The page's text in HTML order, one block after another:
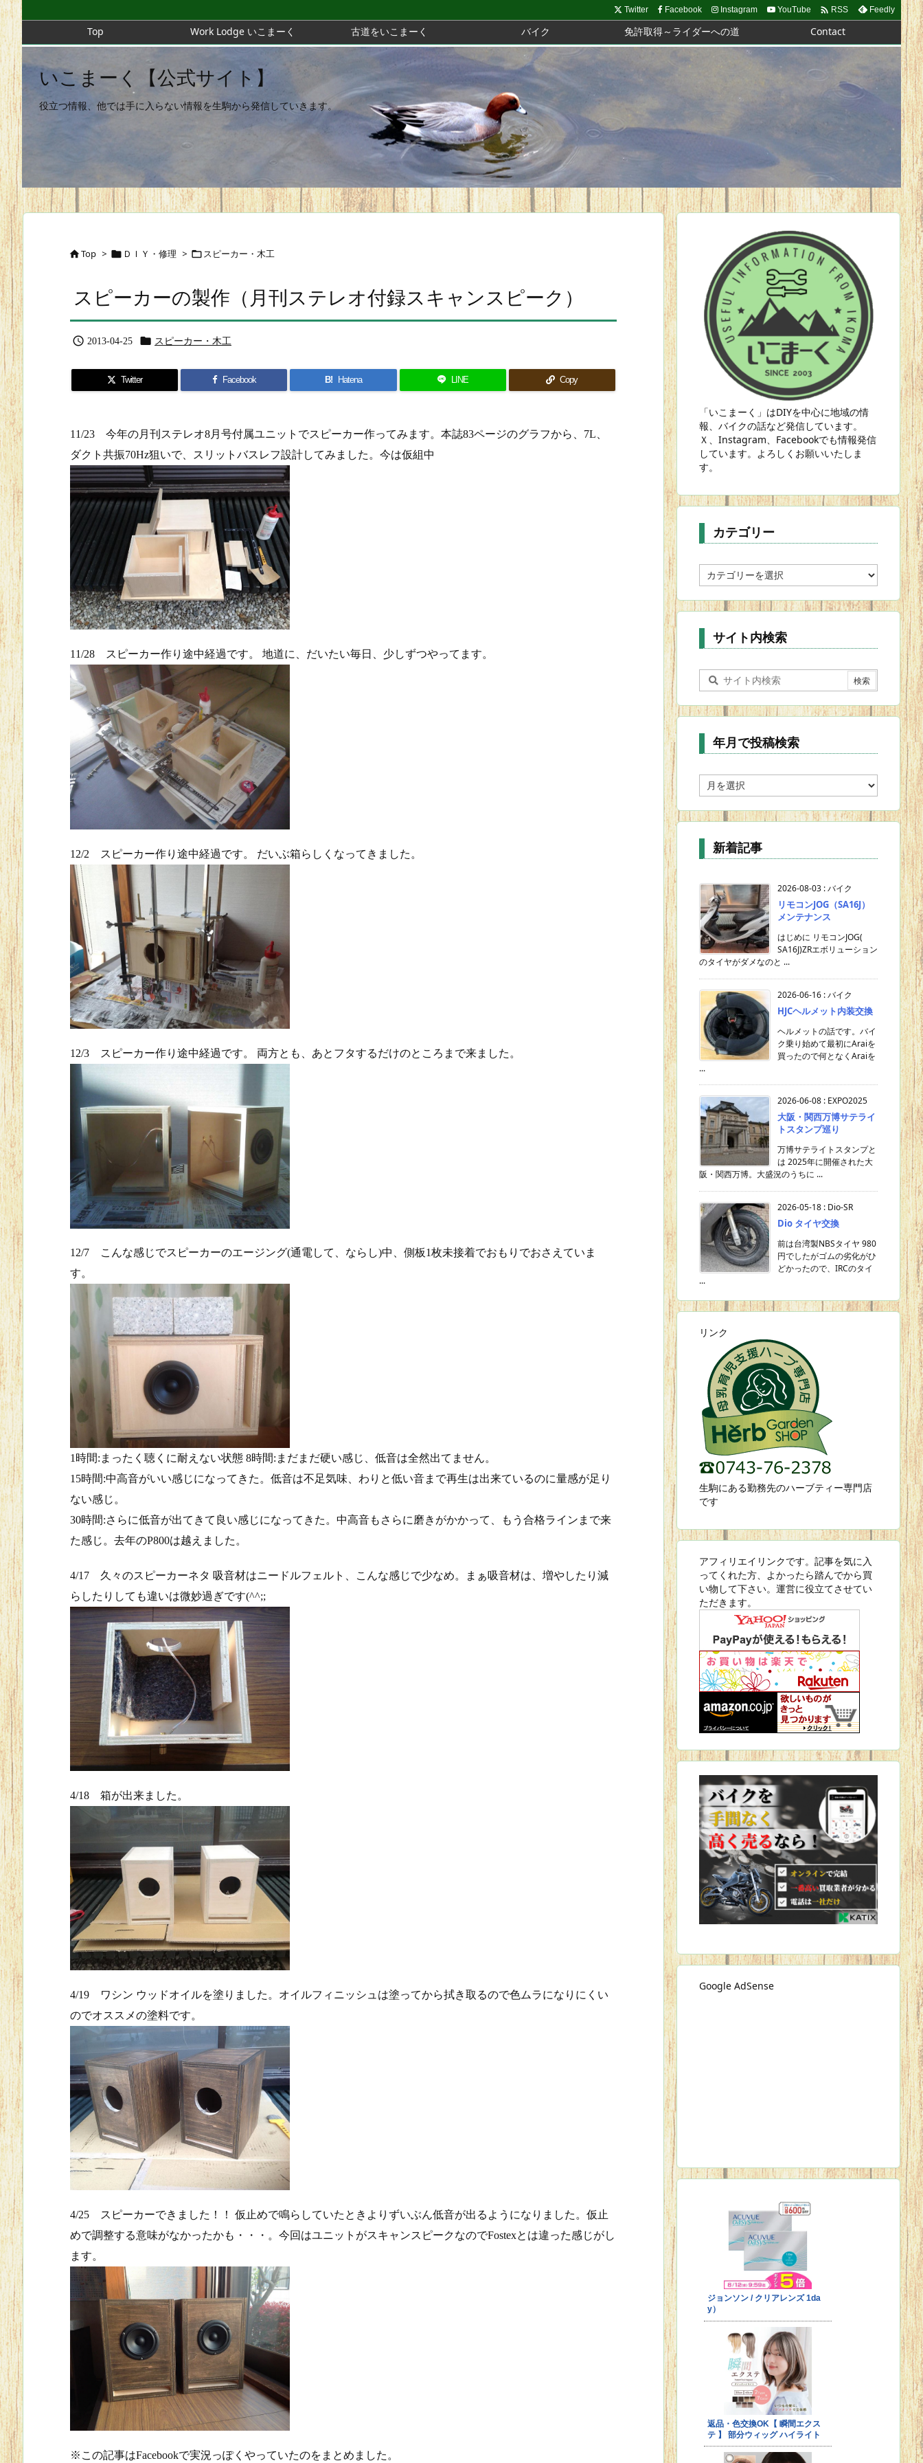
Top Work Lodge いこまーく 古道をいこまーく バイク 免許取得～ライダーへの道 Contact
Twitter Facebook Instagram YouTube  RSS Feedly
いこまーく【公式サイト】
役立つ情報、他では手に入らない情報を生駒から発信していきます。
Top >  ＤＩＹ・修理 > スピーカー・木工
スピーカーの製作（月刊ステレオ付録スキャンスピーク）
 2013-04-25  スピーカー・木工
Twitter Facebook B! Hatena LINE Copy
11/23 今年の月刊ステレオ8月号付属ユニットでスピーカー作ってみます。本誌83ページのグラフから、7L、
ダクト共振70Hz狙いで、スリットバスレフ設計してみました。今は仮組中
11/28 スピーカー作り途中経過です。 地道に、だいたい毎日、少しずつやってます。
12/2 スピーカー作り途中経過です。 だいぶ箱らしくなってきました。
12/3 スピーカー作り途中経過です。 両方とも、あとフタするだけのところまで来ました。
12/7 こんな感じでスピーカーのエージング(通電して、ならし)中、側板1枚未接着でおもりでおさえていま
す。
1時間:まったく聴くに耐えない状態 8時間:まだまだ硬い感じ、低音は全然出てません。
15時間:中高音がいい感じになってきた。低音は不足気味、わりと低い音まで再生は出来ているのに量感が足り
ない感じ。
30時間:さらに低音が出てきて良い感じになってきた。中高音もさらに磨きがかかって、もう合格ラインまで来
た感じ。去年のP800は越えました。
4/17 久々のスピーカーネタ 吸音材はニードルフェルト、こんな感じで少なめ。まぁ吸音材は、増やしたり減
らしたりしても違いは微妙過ぎです(^^;;
4/18 箱が出来ました。
4/19 ワシン ウッドオイルを塗りました。オイルフィニッシュは塗ってから拭き取るので色ムラになりにくい
のでオススメの塗料です。
4/25 スピーカーできました！！ 仮止めで鳴らしていたときよりずいぶん低音が出るようになりました。仮止
めで調整する意味がなかったかも・・・。今回はユニットがスキャンスピークなのでFostexとは違った感じがし
ます。
※この記事はFacebookで実況っぽくやっていたのをまとめました。
「いこまーく」はDIYを中心に地域の情
報、バイクの話など発信しています。
Ｘ、Instagram、Facebookでも情報発信
しています。よろしくお願いいたしま
す。
カテゴリー
テ
ゴ
リ
ー
サイト内検索
年月で投稿検索
月
で
投
稿
索
新着記事
2026-08-03 :バイク
リモコンJOG（SA16J）
メンテナンス
はじめに リモコンJOG(
SA16J)ZRエボリューション
のタイヤがダメなのと ...
2026-06-16 :バイク
HJCヘルメット内装交換
ヘルメットの話です。バイ
ク乗り始めて最初にAraiを
買ったので何となくAraiを
...
2026-06-08 : EXPO2025
大阪・関西万博サテライ
トスタンプ巡り
万博サテライトスタンプと
は 2025年に開催された大
阪・関西万博。大盛況のうちに ...
2026-05-18 : Dio-SR
Dio タイヤ交換
前は台湾製NBSタイヤ 980
円でしたがゴムの劣化がひ
どかったので、IRCのタイ
...
リンク
生駒にある勤務先のハーブティー専門店
です
アフィリエイリンクです。記事を気に入
ってくれた方、よかったら踏んでから買
い物して下さい。運営に役立てさせてい
ただきます。
Google AdSense